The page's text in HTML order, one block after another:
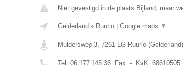
Niet gevestigd in de plaats Bijland, maar
Gelderland » Ruurlo| Google maps ▼
Muldersweg 3, 7261 LG Ruurlo(Gelderland)
Tel: 06 177 145 36, Fax: -, KvK: 68610505